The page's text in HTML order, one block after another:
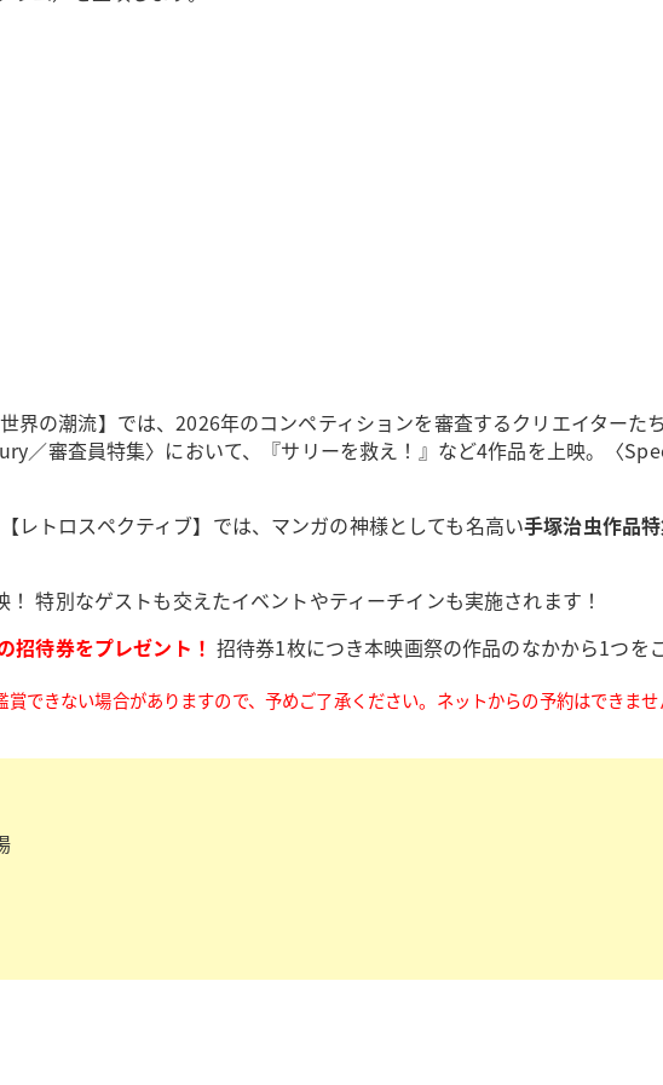
の潮流】では、2026年のコンペティションを審査するクリエイターた
／審査員特集〉において、『サリーを救え！』など4作品を上映。〈
レトロスペクティブ】では、マンガの神様としても名高い手塚治虫作品
特別なゲストも交えたイベントやティーチインも実施されます！
招待券をプレゼント！ 招待券1枚につき本映画祭の作品のなかから1つを
きない場合がありますので、予めご了承ください。ネットからの予約はできませ